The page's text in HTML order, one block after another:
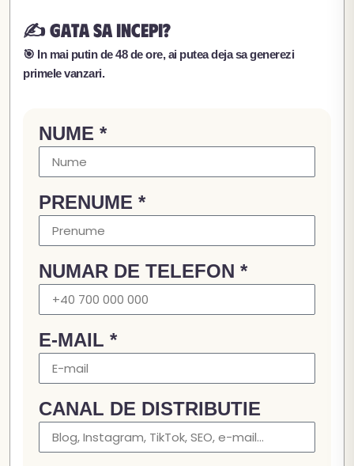
✍️ Gata sa incepi?
🎯 In mai putin de 48 de ore, ai putea deja sa generezi
primele vanzari.
NUME *
PRENUME *
NUMAR DE TELEFON *
E-MAIL *
CANAL DE DISTRIBUTIE